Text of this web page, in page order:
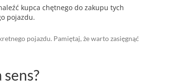
kupca chętnego do zakupu tych
pojazdu.
pojazdu. Pamiętaj, że warto zasięgnąć